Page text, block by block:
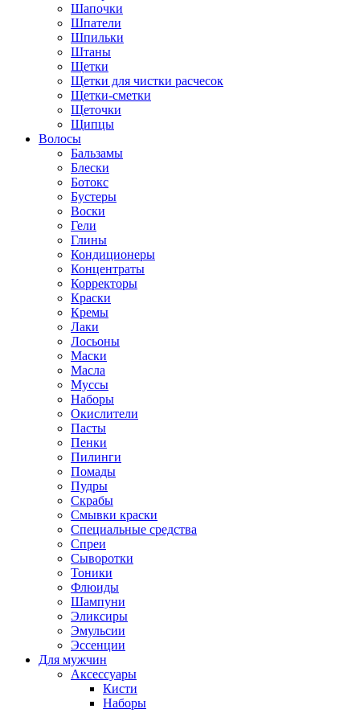
Шапочки
Шпатели
Шпильки
Штаны
Щетки
Щетки для чистки расчесок
Щетки-сметки
Щеточки
Щипцы
Волосы
Бальзамы
Блески
Ботокс
Бустеры
Воски
Гели
Глины
Кондиционеры
Концентраты
Корректоры
Краски
Кремы
Лаки
Лосьоны
Маски
Масла
Муссы
Наборы
Окислители
Пасты
Пенки
Пилинги
Помады
Пудры
Скрабы
Смывки краски
Специальные средства
Спреи
Сыворотки
Тоники
Флюиды
Шампуни
Эликсиры
Эмульсии
Эссенции
Для мужчин
Аксессуары
Кисти
Наборы